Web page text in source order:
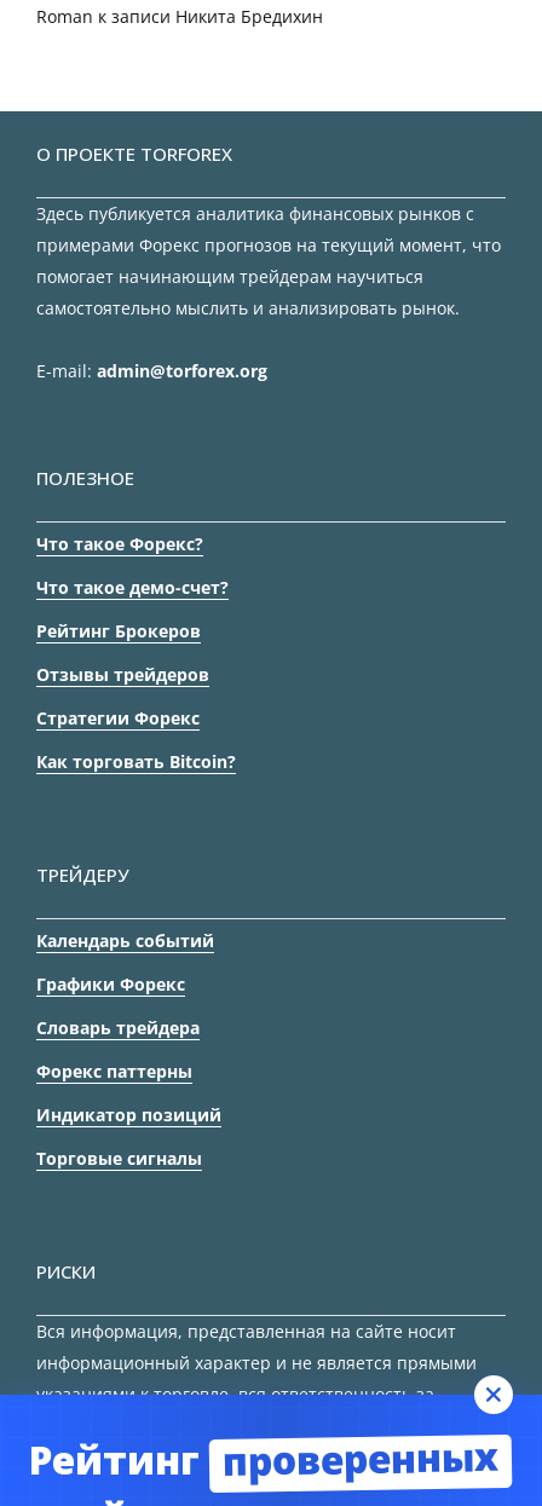
Roman к записи Никита Бредихин
О ПРОЕКТЕ TORFOREX
Здесь публикуется аналитика финансовых рынков с
примерами Форекс прогнозов на текущий момент, что
помогает начинающим трейдерам научиться
самостоятельно мыслить и анализировать рынок.
E-mail: admin@torforex.org
ПОЛЕЗНОЕ
Что такое Форекс?
Что такое демо-счет?
Рейтинг Брокеров
Отзывы трейдеров
Стратегии Форекс
Как торговать Bitcoin?
ТРЕЙДЕРУ
Календарь событий
Графики Форекс
Словарь трейдера
Форекс паттерны
Индикатор позиций
Торговые сигналы
РИСКИ
Вся информация, представленная на сайте носит
информационный характер и не является прямыми
указаниями к торговле, вся ответственность за
Рейтинг проверенных